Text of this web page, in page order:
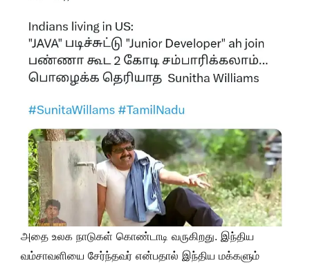
அதை உலக நாடுகள் கொண்டாடி வருகிறது. இந்திய
வம்சாவளியை சேர்ந்தவர் என்பதால் இந்திய மக்களும்